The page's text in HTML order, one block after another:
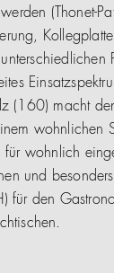
(Thonet-
(160) macht
wohnlichen
wohnlich
und
für den